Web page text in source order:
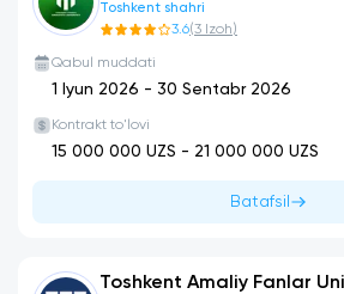
Toshkent shahri
3.6(3 Izoh)
Qabul muddati
1 Iyun 2026 - 30 Sentabr 2026
Kontrakt to'lovi
15 000 000 UZS - 21 000 000 UZS
Batafsil
Toshkent Amaliy Fanlar